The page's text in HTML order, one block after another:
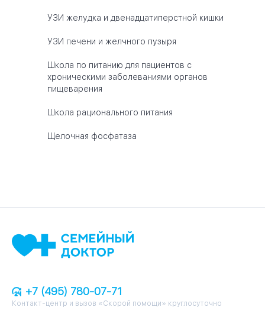
УЗИ желудка и двенадцатиперстной кишки
УЗИ печени и желчного пузыря
Школа по питанию для пациентов с
хроническими заболеваниями органов
пищеварения
Школа рационального питания
Щелочная фосфатаза
+7 (495) 780-07-71
Контакт-центр и вызов «Скорой помощи» круглосуточно